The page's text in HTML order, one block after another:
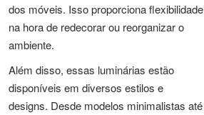
dos móveis. Isso proporciona flexibilidade
na hora de redecorar ou reorganizar o
ambiente.
Além disso, essas luminárias estão
disponíveis em diversos estilos e
designs. Desde modelos minimalistas até